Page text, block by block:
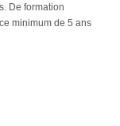
De formation
minimum de 5 ans